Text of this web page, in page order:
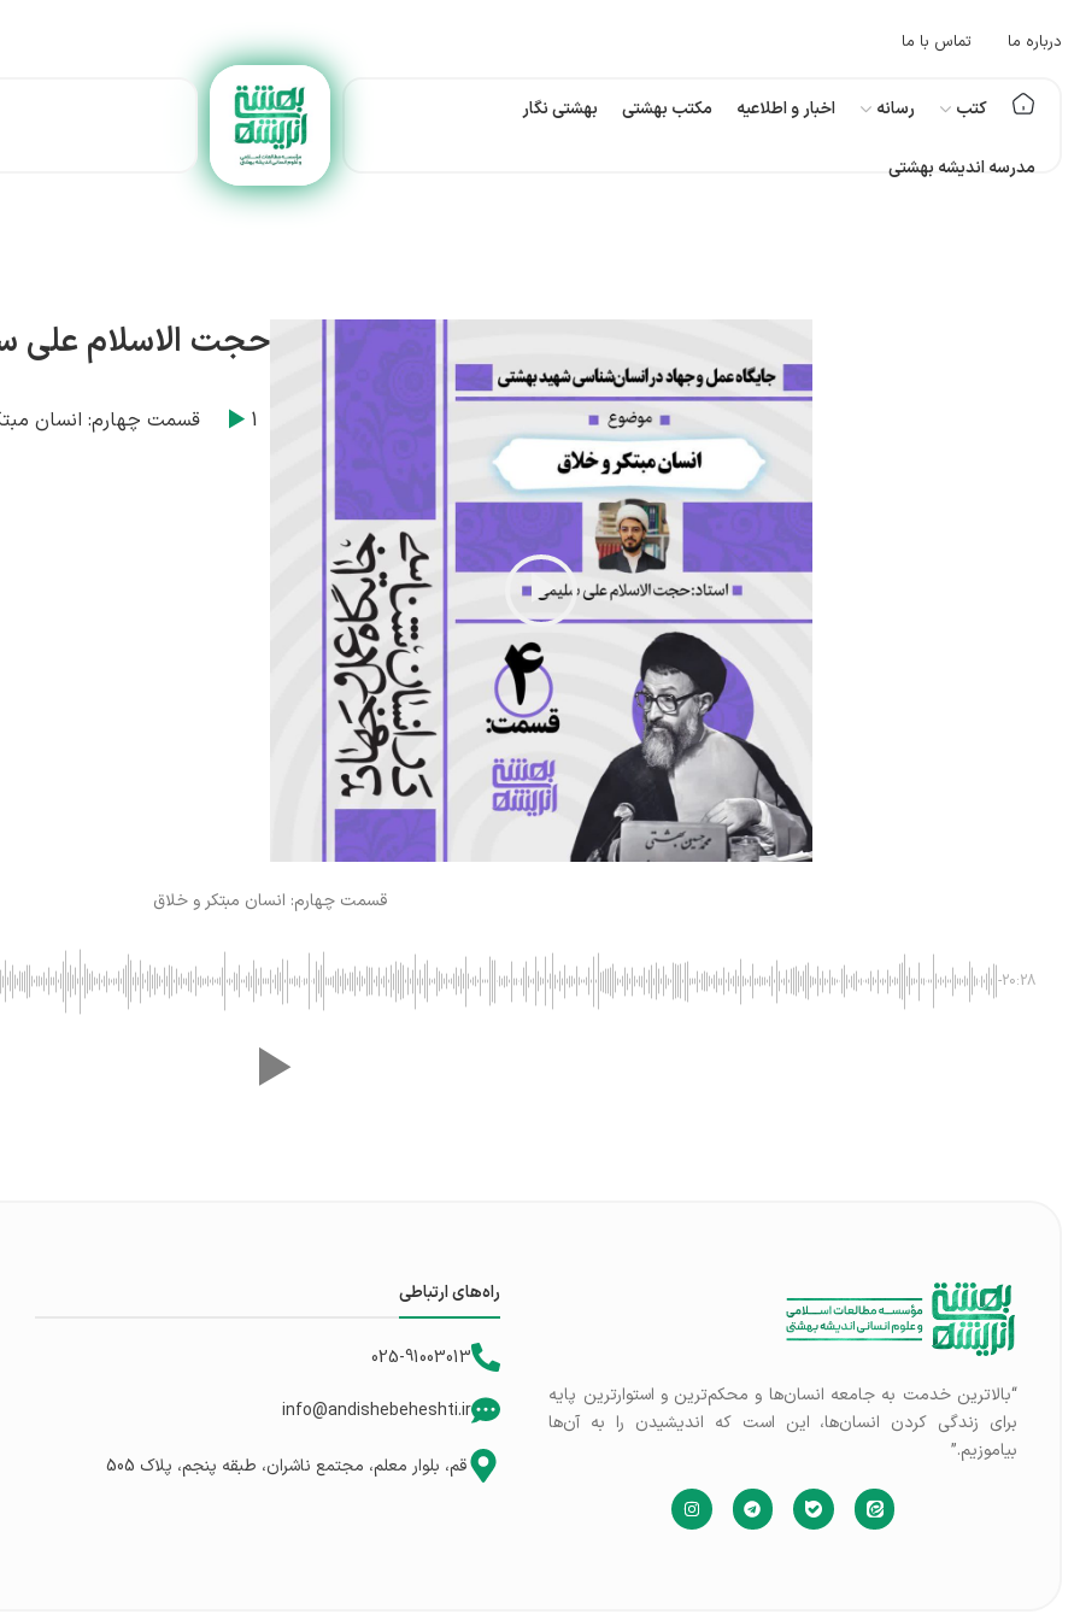
درباره ما تماس با ما
کتب رسانه اخبار و اطلاعیه مکتب بهشتی بهشتی نگار
مدرسه اندیشه بهشتی
حجت الاسلام علی
1 قسمت چهارم: انسان
قسمت چهارم: انسان مبتکر و خلاق
-20:28
“بالاترین خدمت به جامعه انسان‌ها و محکم‌ترین و استوارترین پایه
برای زندگی کردن انسان‌ها، این است که اندیشیدن را به آن‌ها
بیاموزیم.”
راه‌های ارتباطی
025-91003013
info@andishebeheshti.ir
قم، بلوار معلم، مجتمع ناشران، طبقه پنجم، پلاک 505